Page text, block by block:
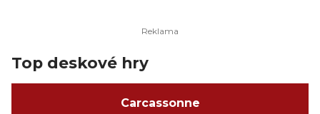
Top deskové hry
Carcassonne